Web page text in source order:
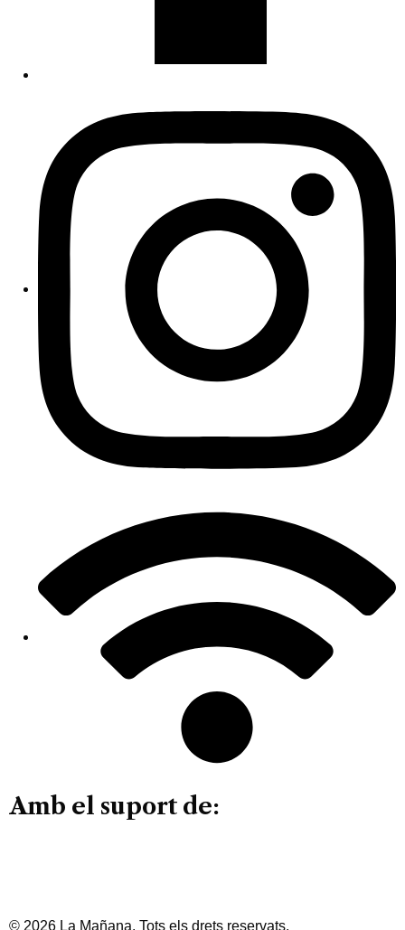
Amb el suport de:
© 2026 La Mañana. Tots els drets reservats.